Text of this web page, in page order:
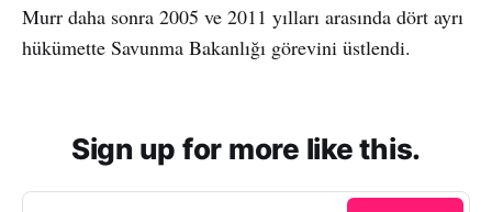
Murr daha sonra 2005 ve 2011 yılları arasında dört ayrı
hükümette Savunma Bakanlığı görevini üstlendi.
Sign up for more like this.